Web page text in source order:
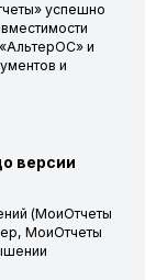
успешно
и
и
версии
(МоиОтчеты
МоиОтчеты